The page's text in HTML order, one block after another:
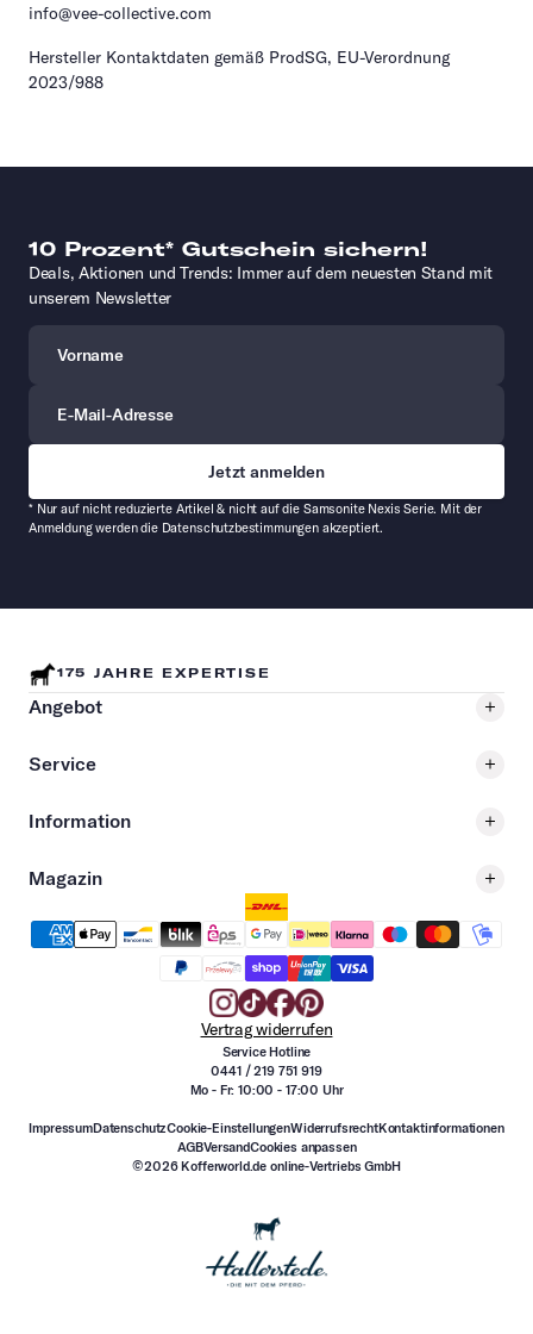
info@vee-collective.com
Hersteller Kontaktdaten gemäß ProdSG, EU-Verordnung
2023/988
10 Prozent* Gutschein sichern!
Deals, Aktionen und Trends: Immer auf dem neuesten Stand mit
unserem Newsletter
* Nur auf nicht reduzierte Artikel & nicht auf die Samsonite Nexis Serie. Mit der
Anmeldung werden die Datenschutzbestimmungen akzeptiert.
175 JAHRE EXPERTISE
Angebot
Service
Information
Magazin
Vertrag widerrufen
Service Hotline
0441 / 219 751 919
Mo - Fr: 10:00 - 17:00 Uhr
ImpressumDatenschutzCookie-EinstellungenWiderrufsrechtKontaktinformationen
AGBVersandCookies anpassen
©2026 Kofferworld.de online-Vertriebs GmbH